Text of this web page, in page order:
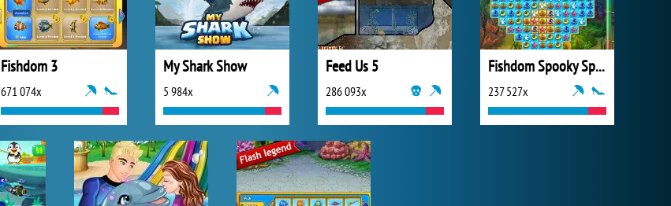
Fishdom 3
671 074x
My Shark Show
5 984x
Feed Us 5
286 093x
Fishdom Spooky Splash
237 527x